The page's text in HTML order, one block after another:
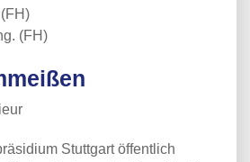
(FH)
Stuttgart öffentlich